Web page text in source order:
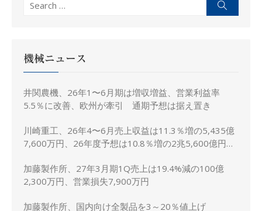
機械ニュース
井関農機、26年1〜6月期は増収増益、営業利益率
5.5％に改善、欧州が牽引 通期予想は据え置き
川崎重工、26年4〜6月売上収益は11.3％増の5,435億
7,600万円、26年度予想は10.8％増の2兆5,600億円に
加藤製作所、27年3月期1Q売上は19.4%減の100億
2,300万円、営業損失7,900万円
加藤製作所、国内向け全製品を3～20％値上げ